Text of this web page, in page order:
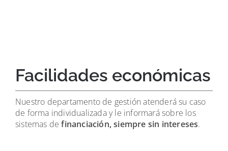
Facilidades económicas
Nuestro departamento de gestión atenderá su caso
de forma individualizada y le informará sobre los
sistemas definanciación, siempre sin intereses.